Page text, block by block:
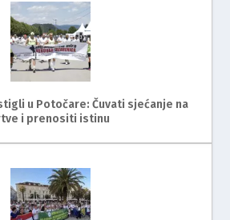
u Potočare: Čuvati sjećanje na
i prenositi istinu